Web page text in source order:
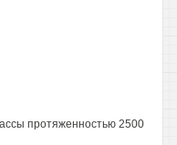
протяженностью 2500